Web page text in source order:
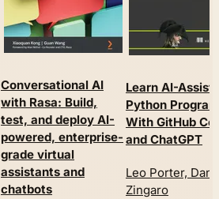
Conversational AI
with Rasa: Build,
test, and deploy AI-
powered, enterprise-
grade virtual
assistants and
chatbots
Learn AI-
Python
With GitHub
and ChatGPT
Leo Porter,
Zingaro